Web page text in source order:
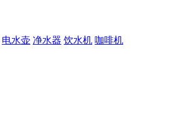
电水壶 净水器 饮水机 咖啡机